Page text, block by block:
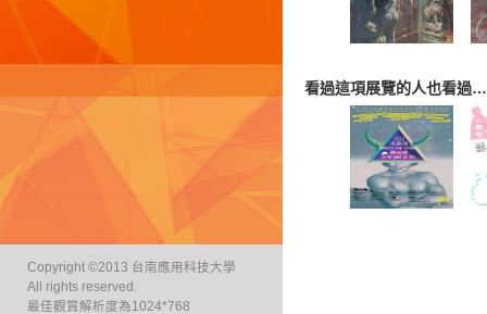
Copyright ©2013 台南應用科技大學
All rights reserved.
最佳觀賞解析度為1024*768
看過這項展覽的人也看過…